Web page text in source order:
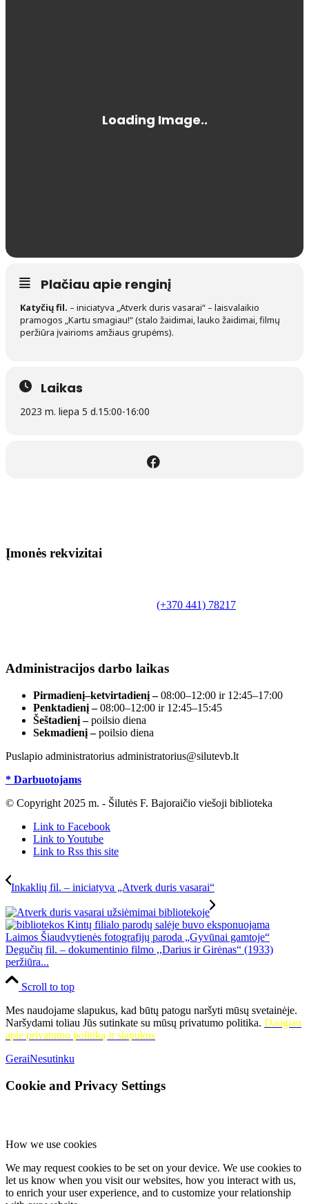
Plačiau apie renginį
Katyčių fil. – iniciatyva „Atverk duris vasarai“ – laisvalaikio
pramogos „Kartu smagiau!“ (stalo žaidimai, lauko žaidimai, filmų
peržiūra įvairioms amžiaus grupėms).
Laikas
2023 m. liepa 5 d.15:00-16:00
Įmonės rekvizitai
(+370 441) 78217
Administracijos darbo laikas
Pirmadienį–ketvirtadienį –08:00–12:00 ir 12:45–17:00
Penktadienį –08:00–12:00 ir 12:45–15:45
Šeštadienį –poilsio diena
Sekmadienį –poilsio diena
Puslapio administratorius administratorius@silutevb.lt
* Darbuotojams
© Copyright 2025 m. - Šilutės F. Bajoraičio viešoji biblioteka
Link to Facebook
Link to Youtube
Link to Rss this site
Inkaklių fil. – iniciatyva „Atverk duris vasarai“
Degučių fil. – dokumentinio filmo ,,Darius ir Girėnas“ (1933)
peržiūra...
Scroll to top
Mes naudojame slapukus, kad būtų patogu naršyti mūsų svetainėje.
Naršydami toliau Jūs sutinkate su mūsų privatumo politika. Daugiau
apie privatumo politiką ir slapukus
GeraiNesutinku
Cookie and Privacy Settings
How we use cookies
We may request cookies to be set on your device. We use cookies to
let us know when you visit our websites, how you interact with us,
to enrich your user experience, and to customize your relationship